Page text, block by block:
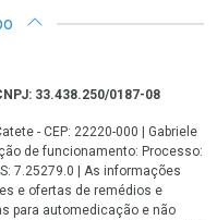
33.438.250/0187-08
- CEP: 22220-000 | Gabriele
de funcionamento: Processo:
7.25279.0 | As informações
e ofertas de remédios e
para automedicação e não